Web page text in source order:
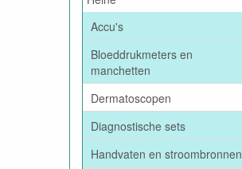
Accu's
Bloeddrukmeters en
manchetten
Dermatoscopen
Diagnostische sets
Handvaten en stroombronnen